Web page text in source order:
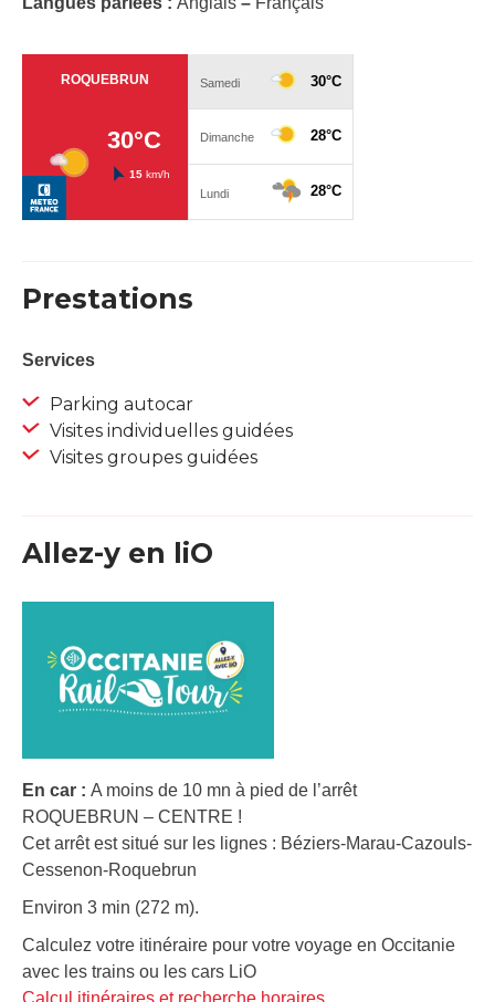
Prestations
Services
Parking autocar
Visites individuelles guidées
Visites groupes guidées
Allez-y en liO
En car : A moins de 10 mn à pied de l’arrêt
ROQUEBRUN – CENTRE !
Cet arrêt est situé sur les lignes : Béziers-Marau-Cazouls-
Cessenon-Roquebrun
Environ 3 min (272 m).
Calculez votre itinéraire pour votre voyage en Occitanie
avec les trains ou les cars LiO
Calcul itinéraires et recherche horaires